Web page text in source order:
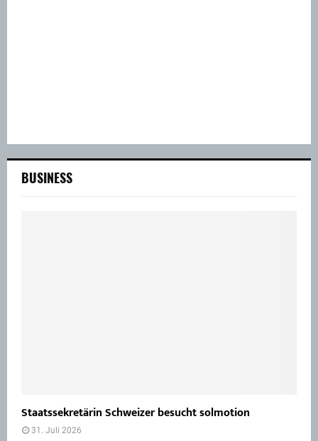
BUSINESS
Staatssekretärin Schweizer besucht solmotion
31. Juli 2026